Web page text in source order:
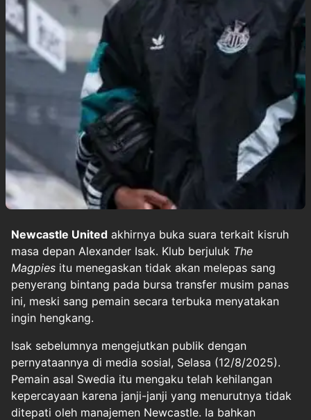
Newcastle United akhirnya buka suara terkait kisruh
masa depan Alexander Isak. Klub berjuluk The
Magpies itu menegaskan tidak akan melepas sang
penyerang bintang pada bursa transfer musim panas
ini, meski sang pemain secara terbuka menyatakan
ingin hengkang.
Isak sebelumnya mengejutkan publik dengan
pernyataannya di media sosial, Selasa (12/8/2025).
Pemain asal Swedia itu mengaku telah kehilangan
kepercayaan karena janji-janji yang menurutnya tidak
ditepati oleh manajemen Newcastle. Ia bahkan